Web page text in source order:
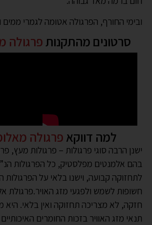
ובימי החורף, הפרגולה אטומה לגמרי
סרטונים מהתקנות פרגולה
למה דווקא פרגולה
ישנן הרבה סוגי פרגולות – פרגולות מעץ,
בהם אלמנטים מפלסטיק, כל הפרגולות
לתחזוקה קבועה, וישנו בלאי על הפרגולות
חשופות לשמש ולפגעי מזג האויר.פרגולת
חזקה, לא מצריכה תחזוקה ואין בלאי.
תנאי מזג האוויר בזכות החומרים